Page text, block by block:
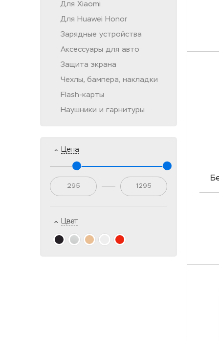
Для Xiaomi
Для Huawei Honor
Зарядные устройства
Аксессуары для авто
Защита экрана
Чехлы, бампера, накладки
Flash-карты
Наушники и гарнитуры
Цена
Цвет